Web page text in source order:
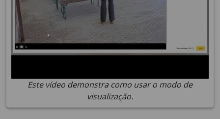
Este vídeo demonstra como usar o modo de
visualização.